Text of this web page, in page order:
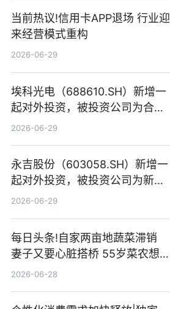
当前热议!信用卡APP退场 行业迎
来经营模式重构
2026-06-29
埃科光电（688610.SH）新增一
起对外投资，被投资公司为合肥
元随信息技术有限公司
2026-06-29
永吉股份（603058.SH）新增一
起对外投资，被投资公司为新绘
纪（重庆）科技有限公司
2026-06-29
每日头条!自家两亩地蔬菜滞销
妻子又要心脏搭桥 55岁菜农想
多卖点菜筹治病钱
2026-06-28